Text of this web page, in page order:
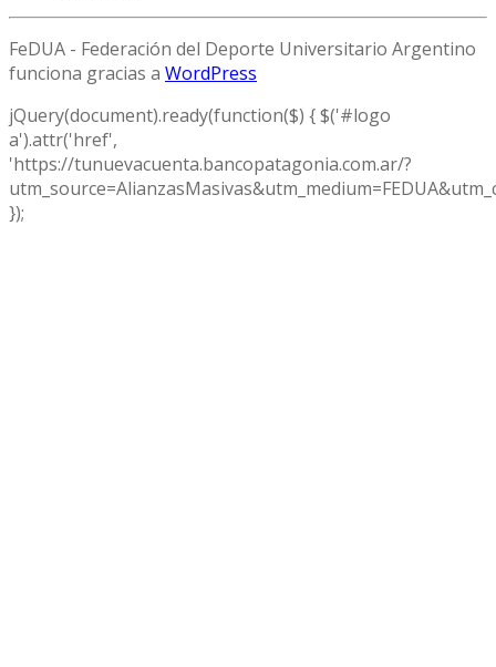
FeDUA - Federación del Deporte Universitario Argentino
funciona gracias a WordPress
jQuery(document).ready(function($) { $('#logo
a').attr('href',
'https://tunuevacuenta.bancopatagonia.com.ar/?
});